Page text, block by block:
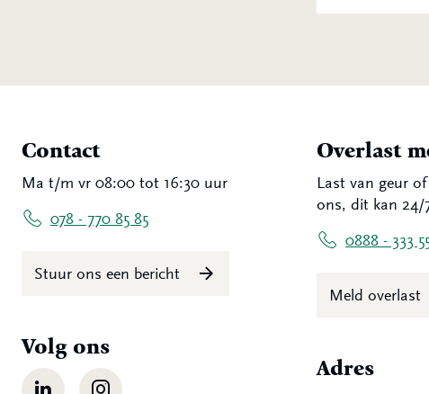
Contact
Ma t/m vr 08:00 tot 16:30 uur
078 - 770 85 85
Stuur ons een bericht
Volg ons
LinkedIn Instagram
Overlast
Last van geur
ons, dit kan 24/
0888 - 333
Meld overlast
Adres